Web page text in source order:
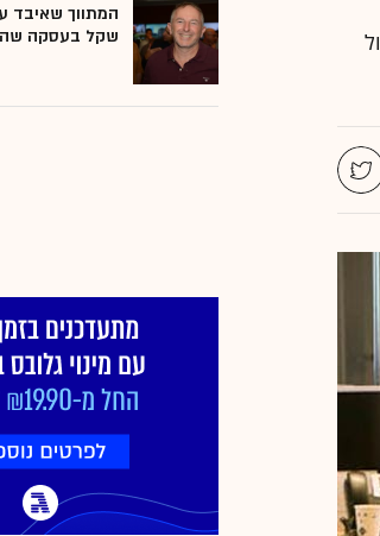
שקל בעסקה